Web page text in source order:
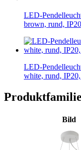
LED-
brown, rund,
LED-
white, rund,
Produktfamilie
Bild